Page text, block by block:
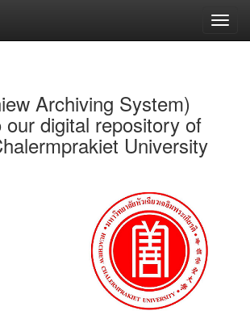
Archiving System)
digital repository of
University